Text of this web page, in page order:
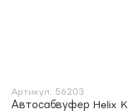
Артикул: 56203
Автосабвуфер Helix K